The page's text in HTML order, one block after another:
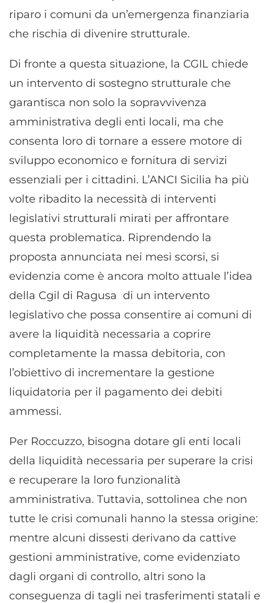
riparo i comuni da un’emergenza finanziaria
che rischia di divenire strutturale.
Di fronte a questa situazione, la CGIL chiede
un intervento di sostegno strutturale che
garantisca non solo la sopravvivenza
amministrativa degli enti locali, ma che
consenta loro di tornare a essere motore di
sviluppo economico e fornitura di servizi
essenziali per i cittadini. L’ANCI Sicilia ha più
volte ribadito la necessità di interventi
legislativi strutturali mirati per affrontare
questa problematica. Riprendendo la
proposta annunciata nei mesi scorsi, si
evidenzia come è ancora molto attuale l’idea
della Cgil di Ragusa di un intervento
legislativo che possa consentire ai comuni di
avere la liquidità necessaria a coprire
completamente la massa debitoria, con
l’obiettivo di incrementare la gestione
liquidatoria per il pagamento dei debiti
ammessi.
Per Roccuzzo, bisogna dotare gli enti locali
della liquidità necessaria per superare la crisi
e recuperare la loro funzionalità
amministrativa. Tuttavia, sottolinea che non
tutte le crisi comunali hanno la stessa origine:
mentre alcuni dissesti derivano da cattive
gestioni amministrative, come evidenziato
dagli organi di controllo, altri sono la
conseguenza di tagli nei trasferimenti statali e